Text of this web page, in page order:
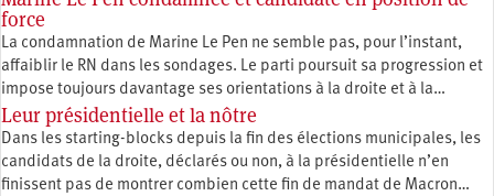
force
La condamnation de Marine Le Pen ne semble pas, pour l’instant,
affaiblir le RN dans les sondages. Le parti poursuit sa progression et
impose toujours davantage ses orientations à la droite et à la…
Leur présidentielle et la nôtre
Dans les starting-blocks depuis la fin des élections municipales, les
candidats de la droite, déclarés ou non, à la présidentielle n’en
finissent pas de montrer combien cette fin de mandat de Macron…